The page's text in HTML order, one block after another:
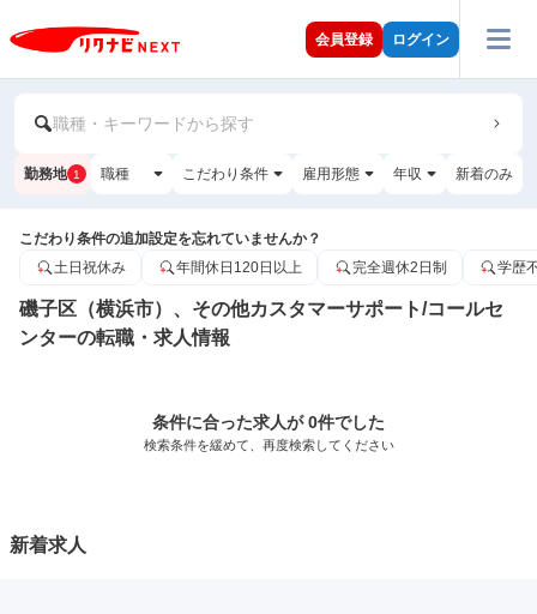
会員登録 ログイン
職種・キーワードから探す
勤務地 1 職種 こだわり条件 雇用形態 年収 新着のみ
こだわり条件の追加設定を忘れていませんか？
土日祝休み
年間休日120日以上 完全週休2日制 学歴
磯子区（横浜市）、その他カスタマーサポート/コールセ
ンターの転職・求人情報
条件に合った求人が 0件でした
検索条件を緩めて、再度検索してください
新着求人